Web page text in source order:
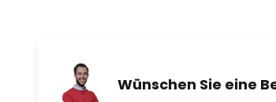
Wünschen Sie eine